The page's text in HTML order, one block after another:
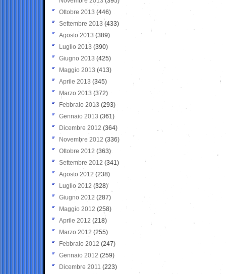
Ottobre 2013 (446)
Settembre 2013 (433)
Agosto 2013 (389)
Luglio 2013 (390)
Giugno 2013 (425)
Maggio 2013 (413)
Aprile 2013 (345)
Marzo 2013 (372)
Febbraio 2013 (293)
Gennaio 2013 (361)
Dicembre 2012 (364)
Novembre 2012 (336)
Ottobre 2012 (363)
Settembre 2012 (341)
Agosto 2012 (238)
Luglio 2012 (328)
Giugno 2012 (287)
Maggio 2012 (258)
Aprile 2012 (218)
Marzo 2012 (255)
Febbraio 2012 (247)
Gennaio 2012 (259)
Dicembre 2011 (223)